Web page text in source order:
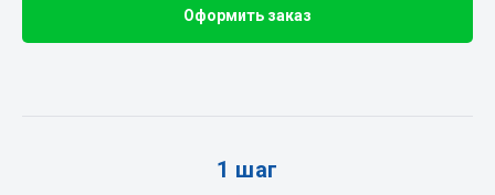
Оформить заказ
1 шаг